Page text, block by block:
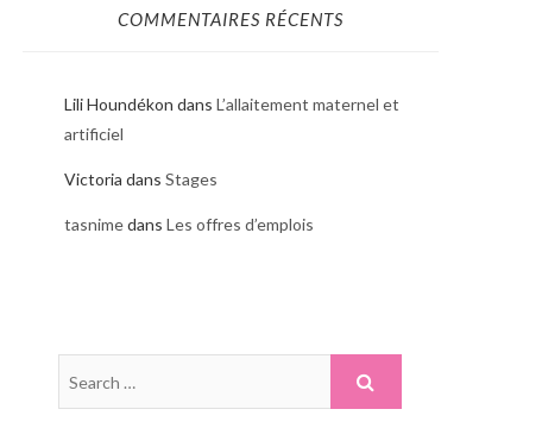
COMMENTAIRES RÉCENTS
Lili Houndékon dans L’allaitement maternel et
artificiel
Victoria dans Stages
tasnimedans Les offres d’emplois